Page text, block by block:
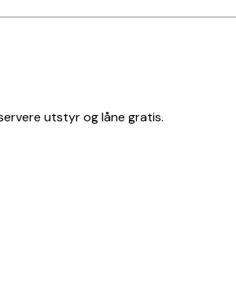
utstyr og låne gratis.